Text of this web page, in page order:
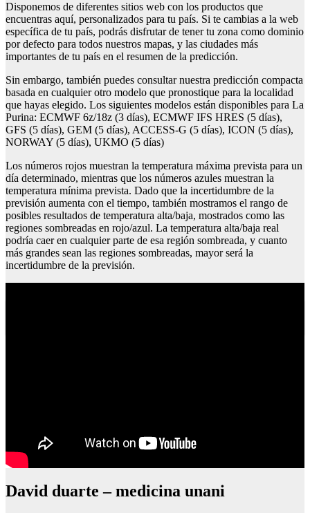
Disponemos de diferentes sitios web con los productos que
encuentras aquí, personalizados para tu país. Si te cambias a la web
específica de tu país, podrás disfrutar de tener tu zona como dominio
por defecto para todos nuestros mapas, y las ciudades más
importantes de tu país en el resumen de la predicción.
Sin embargo, también puedes consultar nuestra predicción compacta
basada en cualquier otro modelo que pronostique para la localidad
que hayas elegido. Los siguientes modelos están disponibles para La
Purina: ECMWF 6z/18z (3 días), ECMWF IFS HRES (5 días),
GFS (5 días), GEM (5 días), ACCESS-G (5 días), ICON (5 días),
NORWAY (5 días), UKMO (5 días)
Los números rojos muestran la temperatura máxima prevista para un
día determinado, mientras que los números azules muestran la
temperatura mínima prevista. Dado que la incertidumbre de la
previsión aumenta con el tiempo, también mostramos el rango de
posibles resultados de temperatura alta/baja, mostrados como las
regiones sombreadas en rojo/azul. La temperatura alta/baja real
podría caer en cualquier parte de esa región sombreada, y cuanto
más grandes sean las regiones sombreadas, mayor será la
incertidumbre de la previsión.
David duarte – medicina unani